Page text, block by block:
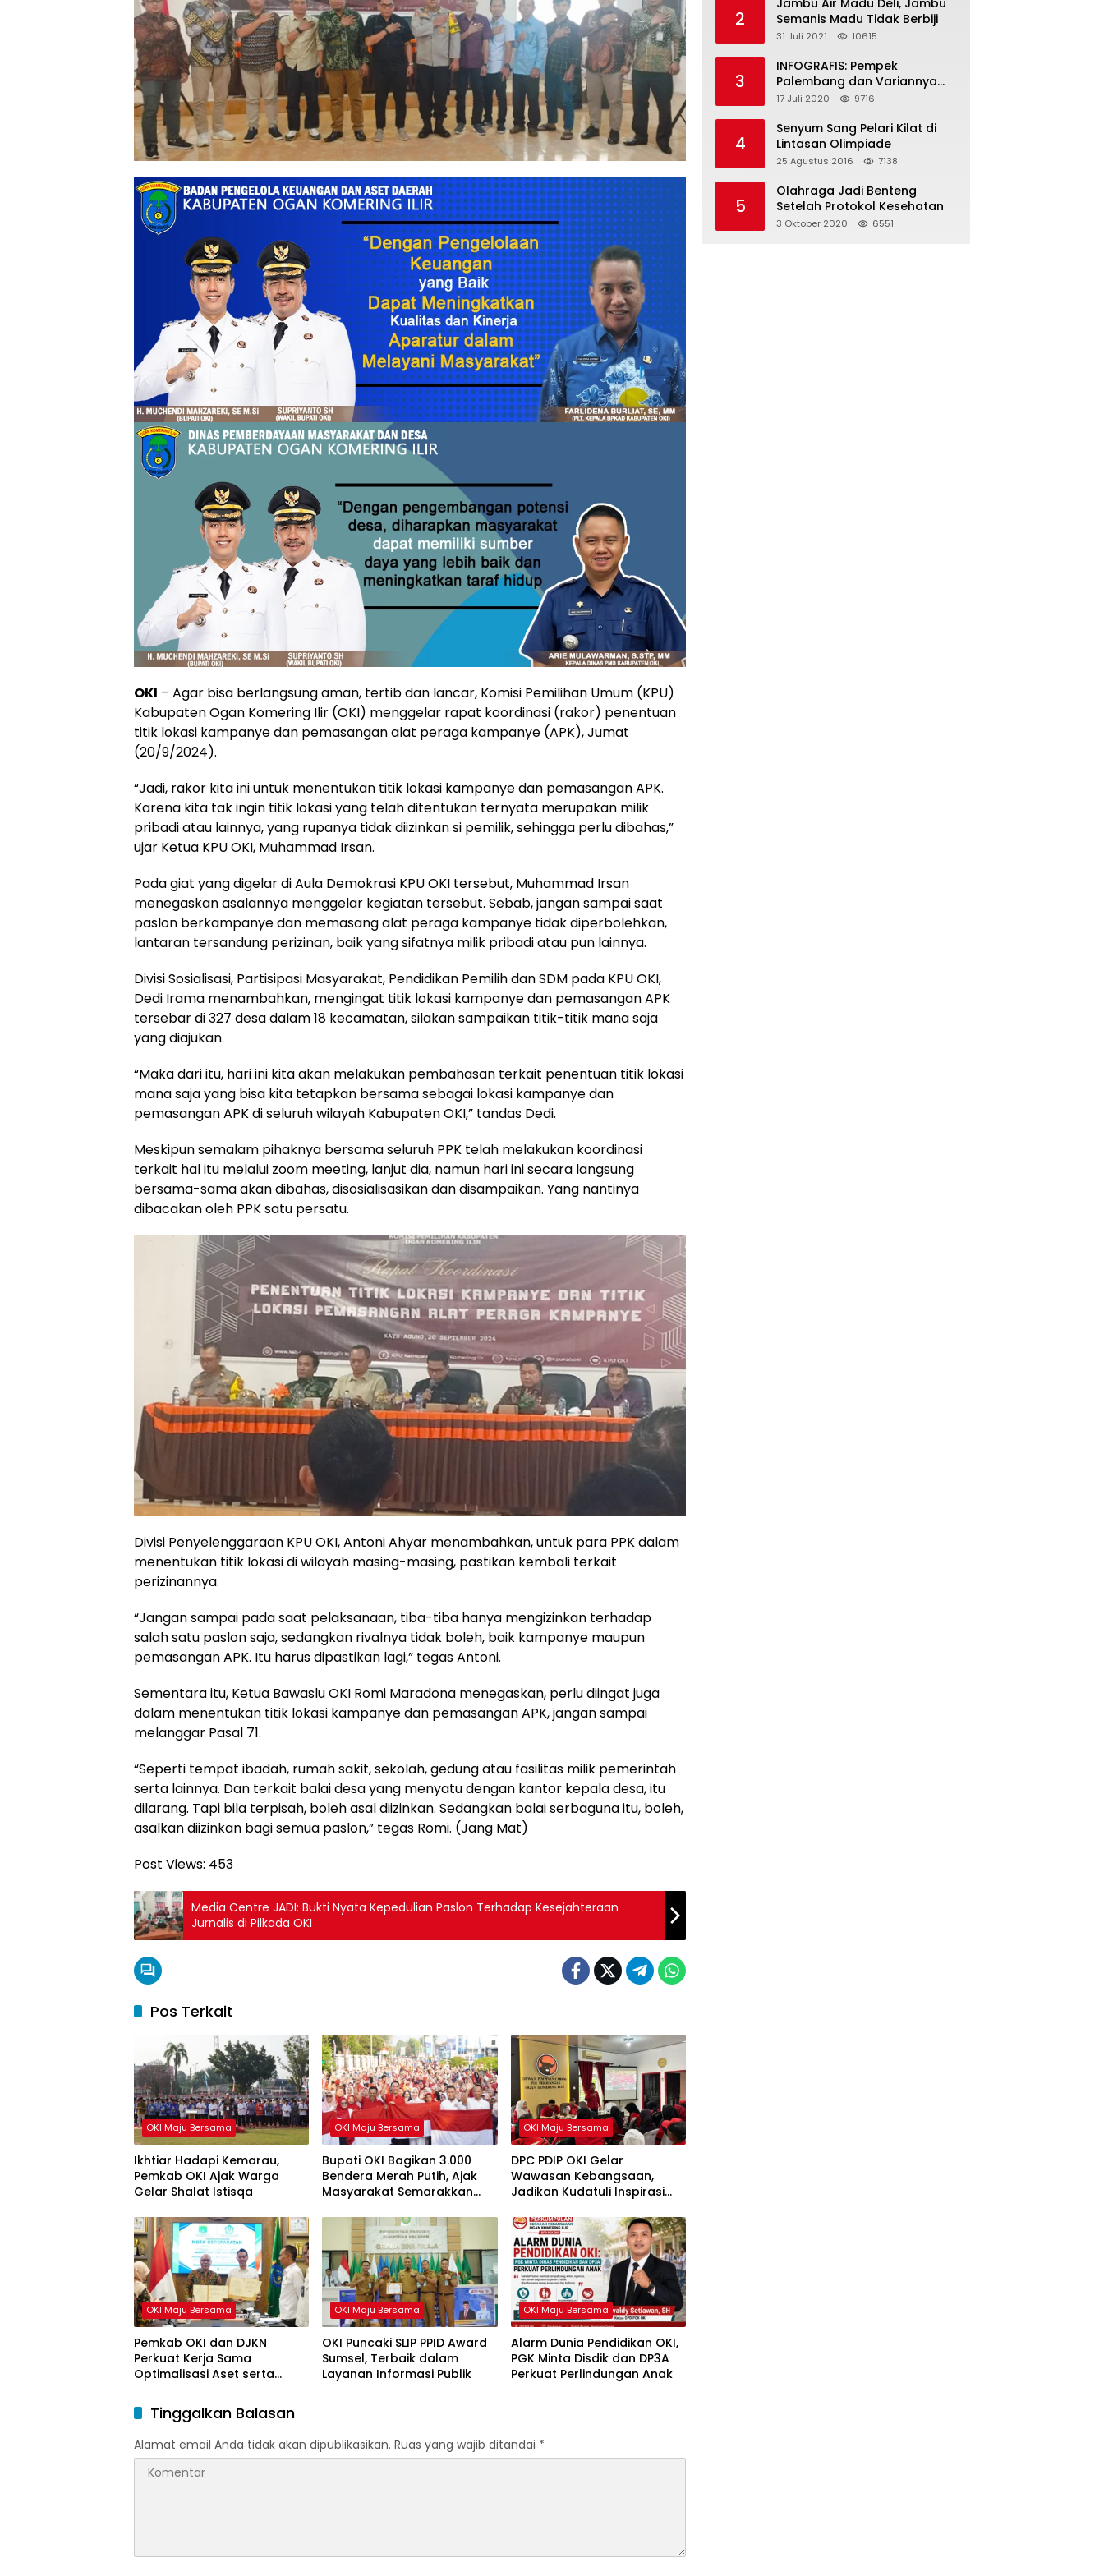
OKI – Agar bisa berlangsung aman, tertib dan lancar, Komisi Pemilihan Umum (KPU)
Kabupaten Ogan Komering Ilir (OKI) menggelar rapat koordinasi (rakor) penentuan
titik lokasi kampanye dan pemasangan alat peraga kampanye (APK), Jumat
(20/9/2024).
“Jadi, rakor kita ini untuk menentukan titik lokasi kampanye dan pemasangan APK.
Karena kita tak ingin titik lokasi yang telah ditentukan ternyata merupakan milik
pribadi atau lainnya, yang rupanya tidak diizinkan si pemilik, sehingga perlu dibahas,”
ujar Ketua KPU OKI, Muhammad Irsan.
Pada giat yang digelar di Aula Demokrasi KPU OKI tersebut, Muhammad Irsan
menegaskan asalannya menggelar kegiatan tersebut. Sebab, jangan sampai saat
paslon berkampanye dan memasang alat peraga kampanye tidak diperbolehkan,
lantaran tersandung perizinan, baik yang sifatnya milik pribadi atau pun lainnya.
Divisi Sosialisasi, Partisipasi Masyarakat, Pendidikan Pemilih dan SDM pada KPU OKI,
Dedi Irama menambahkan, mengingat titik lokasi kampanye dan pemasangan APK
tersebar di 327 desa dalam 18 kecamatan, silakan sampaikan titik-titik mana saja
yang diajukan.
“Maka dari itu, hari ini kita akan melakukan pembahasan terkait penentuan titik lokasi
mana saja yang bisa kita tetapkan bersama sebagai lokasi kampanye dan
pemasangan APK di seluruh wilayah Kabupaten OKI,” tandas Dedi.
Meskipun semalam pihaknya bersama seluruh PPK telah melakukan koordinasi
terkait hal itu melalui zoom meeting, lanjut dia, namun hari ini secara langsung
bersama-sama akan dibahas, disosialisasikan dan disampaikan. Yang nantinya
dibacakan oleh PPK satu persatu.
Divisi Penyelenggaraan KPU OKI, Antoni Ahyar menambahkan, untuk para PPK dalam
menentukan titik lokasi di wilayah masing-masing, pastikan kembali terkait
perizinannya.
“Jangan sampai pada saat pelaksanaan, tiba-tiba hanya mengizinkan terhadap
salah satu paslon saja, sedangkan rivalnya tidak boleh, baik kampanye maupun
pemasangan APK. Itu harus dipastikan lagi,” tegas Antoni.
Sementara itu, Ketua Bawaslu OKI Romi Maradona menegaskan, perlu diingat juga
dalam menentukan titik lokasi kampanye dan pemasangan APK, jangan sampai
melanggar Pasal 71.
“Seperti tempat ibadah, rumah sakit, sekolah, gedung atau fasilitas milik pemerintah
serta lainnya. Dan terkait balai desa yang menyatu dengan kantor kepala desa, itu
dilarang. Tapi bila terpisah, boleh asal diizinkan. Sedangkan balai serbaguna itu, boleh,
asalkan diizinkan bagi semua paslon,” tegas Romi. (Jang Mat)
Post Views: 453
Media Centre JADI: Bukti Nyata Kepedulian Paslon Terhadap Kesejahteraan
Jurnalis di Pilkada OKI
Pos Terkait
OKI Maju Bersama
Ikhtiar Hadapi Kemarau,
Pemkab OKI Ajak Warga
Gelar Shalat Istisqa
OKI Maju Bersama
Bupati OKI Bagikan 3.000
Bendera Merah Putih, Ajak
Masyarakat Semarakkan
OKI Maju Bersama
DPC PDIP OKI Gelar
Wawasan Kebangsaan,
Jadikan Kudatuli Inspirasi
OKI Maju Bersama
Pemkab OKI dan DJKN
Perkuat Kerja Sama
Optimalisasi Aset serta
OKI Maju Bersama
OKI Puncaki SLIP PPID Award
Sumsel, Terbaik dalam
Layanan Informasi Publik
OKI Maju Bersama
Alarm Dunia Pendidikan OKI,
PGK Minta Disdik dan DP3A
Perkuat Perlindungan Anak
Tinggalkan Balasan
Alamat email Anda tidak akan dipublikasikan. Ruas yang wajib ditandai *
2
Jambu Air Madu Deli, Jambu
Semanis Madu Tidak Berbiji
31 Juli 2021 10615
3
INFOGRAFIS: Pempek
Palembang dan Variannya
yang Melegenda
17 Juli 2020 9716
4
Senyum Sang Pelari Kilat di
Lintasan Olimpiade
25 Agustus 2016 7138
5
Olahraga Jadi Benteng
Setelah Protokol Kesehatan
3 Oktober 2020 6551